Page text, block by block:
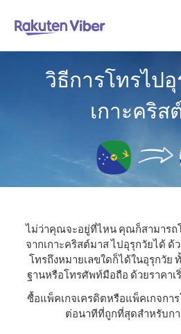
วิธีการโทรไป
เกาะคริส
ไม่ว่าคุณจะอยู่ที่ไหน คุณก็สามารถ
จากเกาะคริสต์มาส ไปอุรุกวัยได้ ด้
โทรถึงหมายเลขใดก็ได้ในอุรุกวัย
ฐานหรือโทรศัพท์มือถือ ด้วยราคาเ
ซื้อแพ็คเกจเครดิตหรือแพ็คเกจกา
ต่อนาทีที่ถูกที่สุดสำหรับก